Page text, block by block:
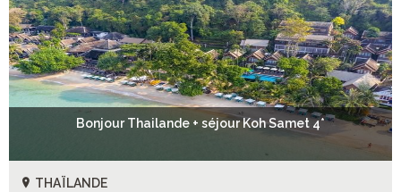
Bonjour Thailande + séjour Koh Samet 4*
THAÏLANDE